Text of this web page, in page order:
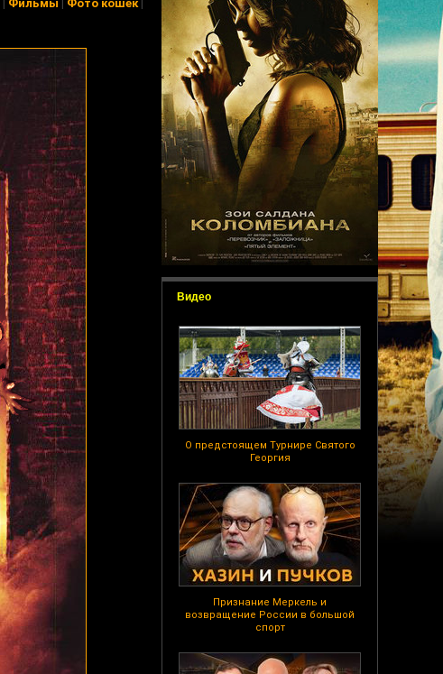
Видео
О предстоящем Турнире Святого
Георгия
Признание Меркель и
возвращение России в большой
спорт
| Фильмы | Фото кошек|